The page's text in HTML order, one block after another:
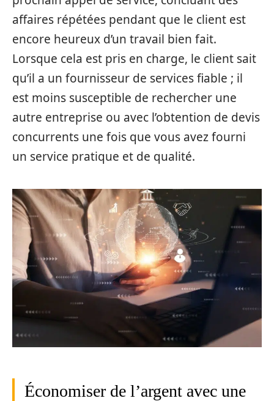
affaires répétées pendant que le client est
encore heureux d’un travail bien fait.
Lorsque cela est pris en charge, le client sait
qu’il a un fournisseur de services fiable ; il
est moins susceptible de rechercher une
autre entreprise ou avec l’obtention de devis
concurrents une fois que vous avez fourni
un service pratique et de qualité.
Économiser de l’argent avec une